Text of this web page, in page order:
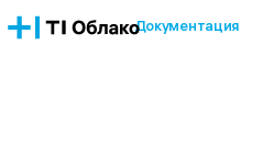
Документация